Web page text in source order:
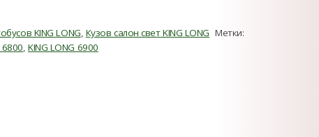
KING LONG, Кузов салон свет KING LONG Метки:
6800,KING LONG 6900